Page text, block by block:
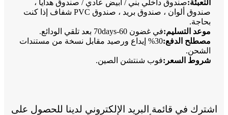
التعبئة:صندوق داخلي بني / أبيض عادي / صندوق هدايا ،
صندوق ألوان ، صندوق بريد ، صندوق PVC شفاف إذا كنت
بحاجة.
موعد التسليم:في غضون 60-70days بعد تلقي الودائع.
مصطلح الدفع:
30% إيداع ورصيد مقابل نسخة من مستندات
الشحن.
شروط السعر:فوب شنتشن الصين.
اشترك في قائمة البريد الإلكتروني لدينا للحصول على